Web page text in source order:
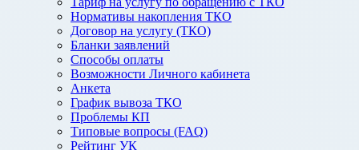
Нормативы накопления ТКО
Договор на услугу (ТКО)
Бланки заявлений
Способы оплаты
Возможности Личного кабинета
Анкета
График вывоза ТКО
Проблемы КП
Типовые вопросы (FAQ)
Рейтинг УК